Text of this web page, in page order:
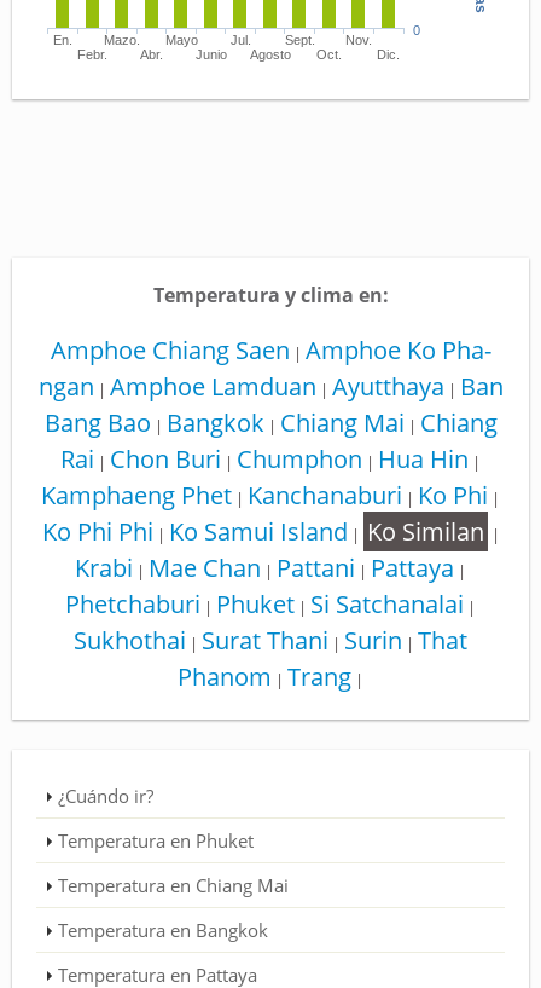
En.
Febr.
Mazo.
Abr.
Mayo
Junio
Jul.
Agosto
Sept.
Oct.
Nov.
Dic.
0
Temperatura y clima en:
Amphoe Chiang Saen | Amphoe Ko Pha-
ngan | Amphoe Lamduan | Ayutthaya | Ban
Bang Bao | Bangkok | Chiang Mai | Chiang
Rai | Chon Buri | Chumphon | Hua Hin |
Kamphaeng Phet | Kanchanaburi | Ko Phi |
Ko Phi Phi | Ko Samui Island | Ko Similan |
Krabi | Mae Chan | Pattani | Pattaya |
Phetchaburi | Phuket | Si Satchanalai |
Sukhothai | Surat Thani | Surin | That
Phanom | Trang |
¿Cuándo ir?
Temperatura en Phuket
Temperatura en Chiang Mai
Temperatura en Bangkok
Temperatura en Pattaya